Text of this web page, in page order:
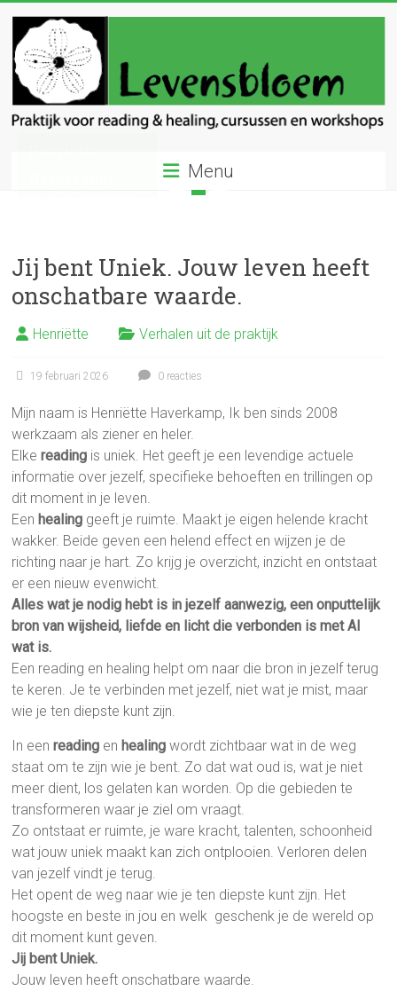
inhoud
Levensbloem
healing
Menu
Jij bent Uniek. Jouw leven heeft
onschatbare waarde.
Henriëtte Verhalen uit de praktijk
19 februari 2026 0 reacties
Mijn naam is Henriëtte Haverkamp, Ik ben sinds 2008
werkzaam als ziener en heler.
Elkereading is uniek. Het geeft je een levendige actuele
informatie over jezelf, specifieke behoeften en trillingen op
dit moment in je leven.
Een healing geeft je ruimte. Maakt je eigen helende kracht
wakker. Beide geven een helend effect en wijzen je de
richting naar je hart. Zo krijg je overzicht, inzicht en ontstaat
er een nieuw evenwicht.
Alles wat je nodig hebt is in jezelf aanwezig, een onputtelijk
bron van wijsheid, liefde en licht die verbonden is met Al
wat is.
Een reading en healing helpt om naar die bron in jezelf terug
te keren. Je te verbinden met jezelf, niet wat je mist, maar
wie je ten diepste kunt zijn.
In eenreading en healingwordt zichtbaar wat in de weg
staat om te zijn wie je bent. Zo dat wat oud is, wat je niet
meer dient, los gelaten kan worden. Op die gebieden te
transformeren waar je ziel om vraagt.
Zo ontstaat er ruimte, je ware kracht, talenten, schoonheid
wat jouw uniek maakt kan zich ontplooien. Verloren delen
van jezelf vindt je terug.
Het opent de weg naar wie je ten diepste kunt zijn. Het
hoogste en beste in jou en welk geschenk je de wereld op
dit moment kunt geven.
Jij bent Uniek.
Jouw leven heeft onschatbare waarde.